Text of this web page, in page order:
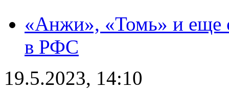
«Анжи», «Томь» и еще
в РФС
19.5.2023, 14:10